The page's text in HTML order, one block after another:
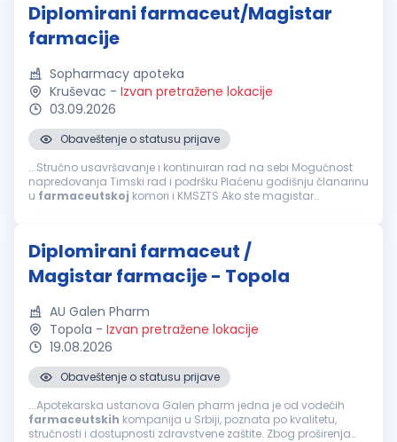
Diplomirani farmaceut/Magistar
farmacije
Sopharmacy apoteka
Kruševac - Izvan pretražene lokacije
03.09.2026
Obaveštenje o statusu prijave
...Stručno usavršavanje i kontinuiran rad na sebi Mogućnost
napredovanja Timski rad i podršku Plaćenu godišnju članarinu
u farmaceutskoj komori i KMSZTS Ako ste magistar
Diplomirani farmaceut /
Magistar farmacije - Topola
AU Galen Pharm
Topola - Izvan pretražene lokacije
19.08.2026
Obaveštenje o statusu prijave
...Apotekarska ustanova Galen pharm jedna je od vodećih
farmaceutskih kompanija u Srbiji, poznata po kvalitetu,
stručnosti i dostupnosti zdravstvene zaštite. Zbog proširenja